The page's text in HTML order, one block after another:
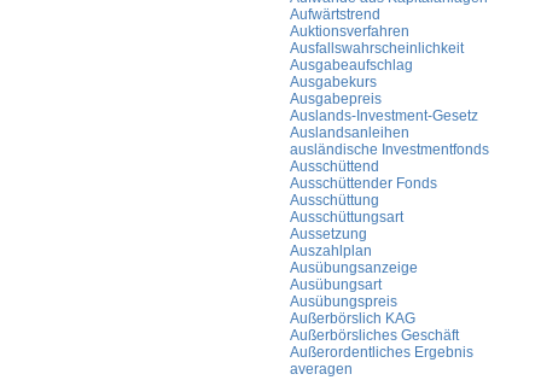
Aufwärtstrend
Auktionsverfahren
Ausfallswahrscheinlichkeit
Ausgabeaufschlag
Ausgabekurs
Ausgabepreis
Auslands-Investment-Gesetz
Auslandsanleihen
ausländische Investmentfonds
Ausschüttend
Ausschüttender Fonds
Ausschüttung
Ausschüttungsart
Aussetzung
Auszahlplan
Ausübungsanzeige
Ausübungsart
Ausübungspreis
Außerbörslich KAG
Außerbörsliches Geschäft
Außerordentliches Ergebnis
averagen